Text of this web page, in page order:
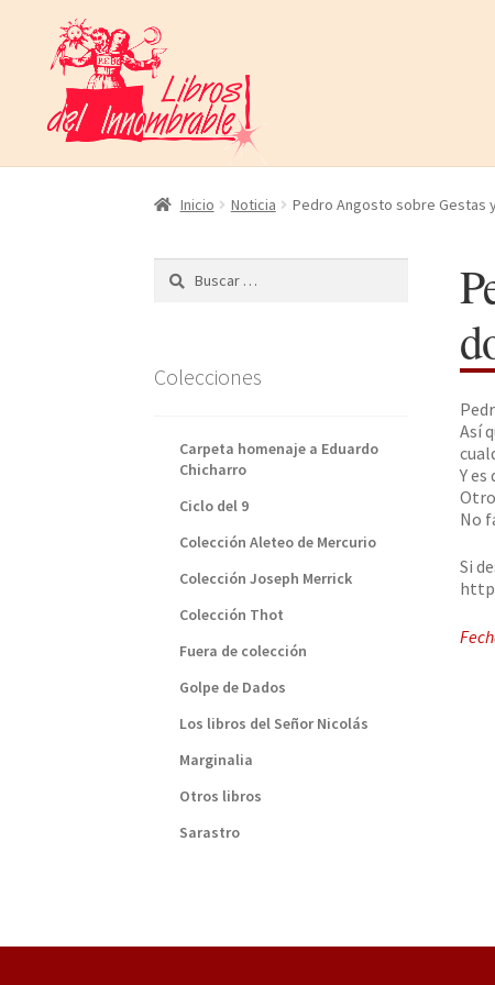
a
navegación
al
contenido
Inicio Noticia Pedro Angosto sobre Gestas
Así
Y
No
Si
Buscar:
Colecciones
Carpeta homenaje a Eduardo
Chicharro
Ciclo del 9
Colección Aleteo de Mercurio
Colección Joseph Merrick
Colección Thot
Fuera de colección
Golpe de Dados
Los libros del Señor Nicolás
Marginalia
Otros libros
Sarastro